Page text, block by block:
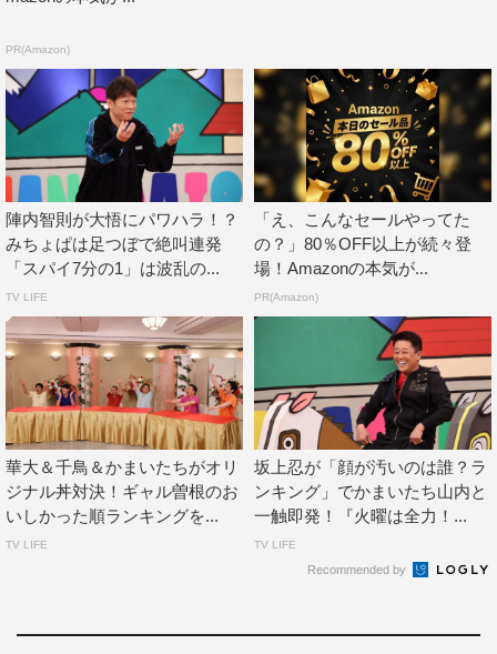
満々だった山内がまさかの順位で「俺のこと好きな気持ち
その程度かよ！」と齊藤にブチギレする場面も。
収録を終えた佐々木は「皆さんこんなに料理されてすごい
なと思いました。いろいろなお鍋を食べさせていただい
て、とても幸せな時間でした。濱家さんは手さばき、包丁
さばきとかが違いすぎてやっぱりさすがだなと思いまし
た。私、これまでも番組を見ていて大悟さんのお料理がほ
んとに好きで、大悟さんが作ると全部おいしそうに見えま
す。今日も大悟さんが作っている姿を見てすごくおいしそ
うだなと思っていました」と振り返った。
一方、齊藤は「ほんとにこの番組が好きでマネージャーさ
んとかに、この番組にいつか出たいですみたいなことを言
っていたんです。昨日の夜とかも“『華大さんと千鳥く
ん』の収録明日か～！”って考えていたら夢にも出てきま
した」と番組への強い思いを語り、「私は料理自体全くし
ないので、皆さんすごいなと思いました」とコメントを寄
番組情報
PR(Amazon)
陣内智則が大悟にパワハラ！？
みちょぱは足つぼで絶叫連発
「スパイ7分の1」は波乱の...
TV LIFE
「え、こんなセールやってた
の？」80％OFF以上が続々登
場！Amazonの本気が...
PR(Amazon)
華大＆千鳥＆かまいたちがオリ
ジナル丼対決！ギャル曽根のお
いしかった順ランキングを...
TV LIFE
坂上忍が「顔が汚いのは誰？ラ
ンキング」でかまいたち山内と
一触即発！『火曜は全力！...
TV LIFE
Recommended by